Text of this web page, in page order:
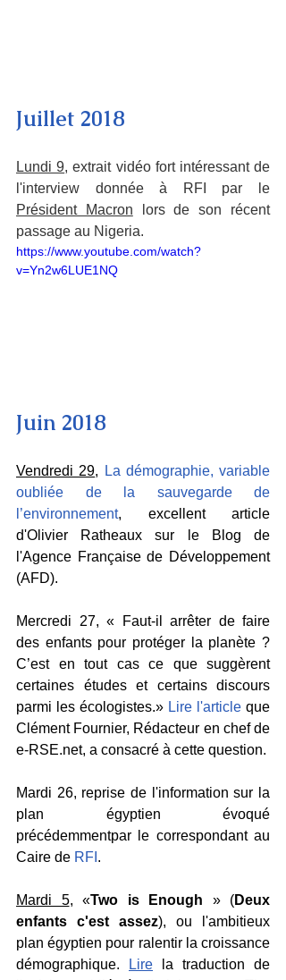
Juillet 2018
Lundi 9, extrait vidéo fort intéressant de
Président Macron lors de son récent
passage au Nigeria.
https://www.youtube.com/watch?
v=Yn2w6LUE1NQ
Juin 2018
Vendredi 29,
La démographie, variable
oubliée de la sauvegarde de
l’environnement, excellent article
d'Olivier Ratheaux sur le Blog de
l'Agence Française de Développement
(AFD).
Mercredi 27, « Faut-il arrêter de faire
des enfants pour protéger la planète ?
C’est en tout cas ce que suggèrent
certaines études et certains discours
parmi les écologistes.» Lire l'article que
Clément Fournier, Rédacteur en chef de
e-RSE.net, a consacré à cette question.
Mardi 26, reprise de l'information sur la
plan égyptien évoqué
précédemmentpar le correspondant au
Caire de RFI .
Mardi 5, «Two is Enough » (Deux
enfants c'est assez), ou l'ambitieux
plan égyptien pour ralentir la croissance
démographique.
Lire la traduction de